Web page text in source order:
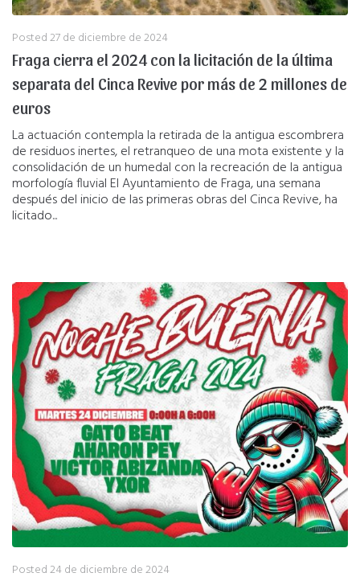
Posted27 de diciembre de 2024
Fraga cierra el 2024 con la licitación de la última
separata del Cinca Revive por más de 2 millones de
euros
La actuación contempla la retirada de la antigua escombrera
de residuos inertes, el retranqueo de una mota existente y la
consolidación de un humedal con la recreación de la antigua
morfología fluvial El Ayuntamiento de Fraga, una semana
después del inicio de las primeras obras del Cinca Revive, ha
licitado...
Posted24 de diciembre de 2024